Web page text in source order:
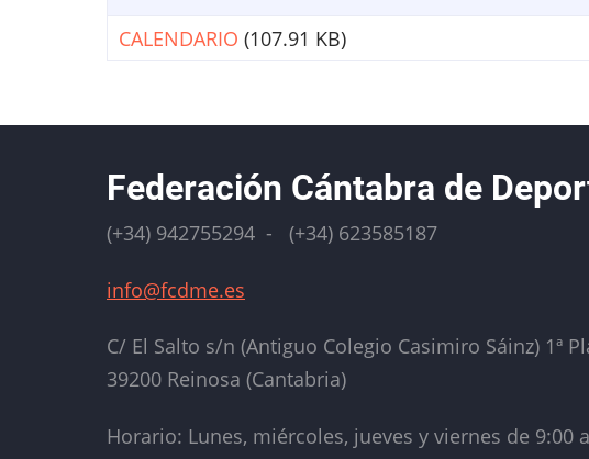
CALENDARIO (107.91 KB)
Federación Cántabra de
(+34) 942755294 - (+34) 623585187
info@fcdme.es
C/ El Salto s/n (Antiguo Colegio Casimiro Sáinz) 1ª
39200 Reinosa (Cantabria)
Horario: Lunes, miércoles, jueves y viernes de 9:00